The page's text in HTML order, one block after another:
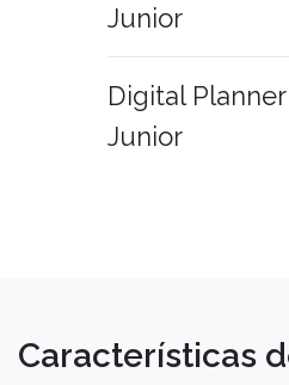
Junior
Digital Planner
Junior
Características